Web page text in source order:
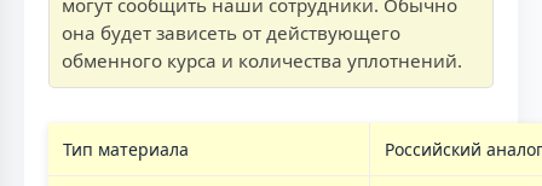
она будет зависеть от действующего
обменного курса и количества уплотнений.
Тип материала Российский аналог